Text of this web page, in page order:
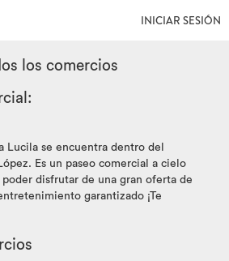
INICIAR SESIÓN
los comercios
Lucila se encuentra dentro del
Es un paseo comercial a cielo
disfrutar de una gran oferta de
garantizado ¡Te